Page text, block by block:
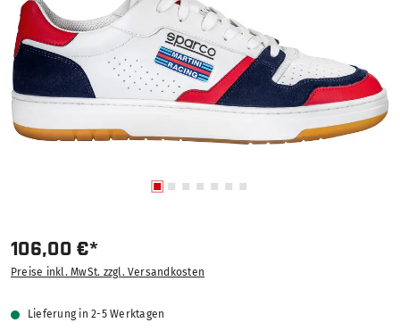
106,00 €*
Preise inkl. MwSt. zzgl. Versandkosten
Lieferung in 2-5 Werktagen